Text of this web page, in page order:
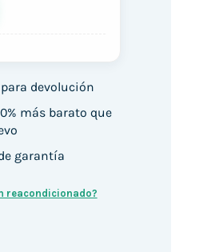
devolución
más barato que
garantía
reacondicionado?